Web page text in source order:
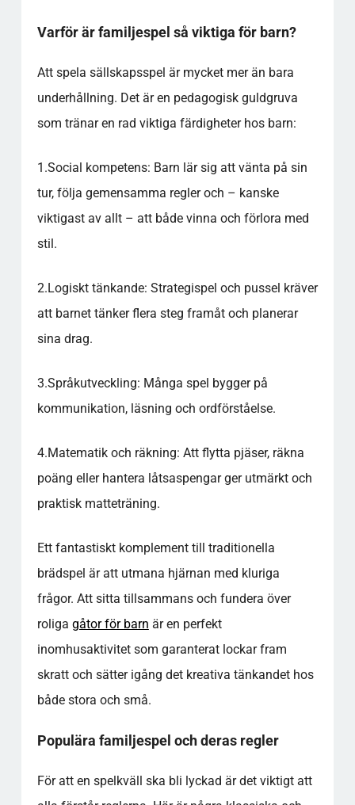
Varför är familjespel så viktiga för barn?
Att spela sällskapsspel är mycket mer än bara
underhållning. Det är en pedagogisk guldgruva
som tränar en rad viktiga färdigheter hos barn:
1.Social kompetens: Barn lär sig att vänta på sin
tur, följa gemensamma regler och – kanske
viktigast av allt – att både vinna och förlora med
stil.
2.Logiskt tänkande: Strategispel och pussel kräver
att barnet tänker flera steg framåt och planerar
sina drag.
3.Språkutveckling: Många spel bygger på
kommunikation, läsning och ordförståelse.
4.Matematik och räkning: Att flytta pjäser, räkna
poäng eller hantera låtsaspengar ger utmärkt och
praktisk matteträning.
Ett fantastiskt komplement till traditionella
brädspel är att utmana hjärnan med kluriga
frågor. Att sitta tillsammans och fundera över
roliga gåtor för barn är en perfekt
inomhusaktivitet som garanterat lockar fram
skratt och sätter igång det kreativa tänkandet hos
både stora och små.
Populära familjespel och deras regler
För att en spelkväll ska bli lyckad är det viktigt att